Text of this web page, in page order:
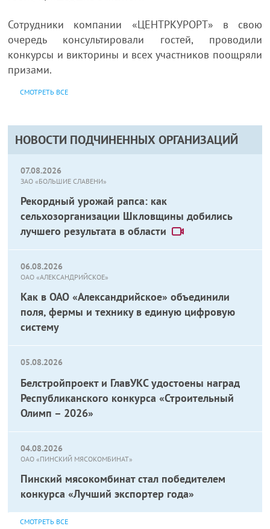
НОВОСТИ ПОДЧИНЕННЫХ ОРГАНИЗАЦИЙ
07.08.2026
ЗАО «БОЛЬШИЕ СЛАВЕНИ»
Рекордный урожай рапса: как
сельхозорганизации Шкловщины добились
лучшего результата в области
06.08.2026
ОАО «АЛЕКСАНДРИЙСКОЕ»
Как в ОАО «Александрийское» объединили
поля, фермы и технику в единую цифровую
систему
05.08.2026
Белстройпроект и ГлавУКС удостоены наград
Республиканского конкурса «Строительный
Олимп – 2026»
04.08.2026
ОАО «ПИНСКИЙ МЯСОКОМБИНАТ»
Пинский мясокомбинат стал победителем
конкурса «Лучший экспортер года»
СМОТРЕТЬ ВСЕ
Сотрудники компании «ЦЕНТРКУРОРТ» в свою
очередь консультировали гостей, проводили
конкурсы и викторины и всех участников поощряли
призами.
СМОТРЕТЬ ВСЕ